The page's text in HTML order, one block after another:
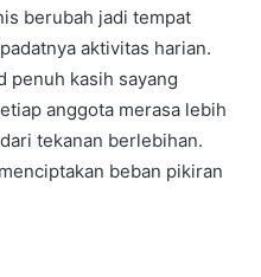
berubah jadi tempat
aktivitas harian.
penuh kasih sayang
anggota merasa lebih
tekanan berlebihan.
beban pikiran